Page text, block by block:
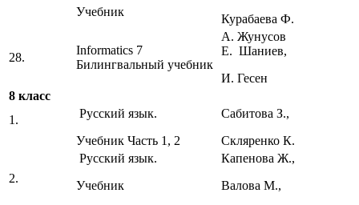
Учебник
Курабаева Ф.
28.
Informatics 7
Билингвальный учебник
А. Жунусов
Е. Шаниев,
И. Гесен
8 класс
1.
Русский язык.
Учебник Часть 1, 2
Сабитова З.,
Скляренко К.
2.
Русский язык.
Учебник
Капенова Ж.,
Валова М.,